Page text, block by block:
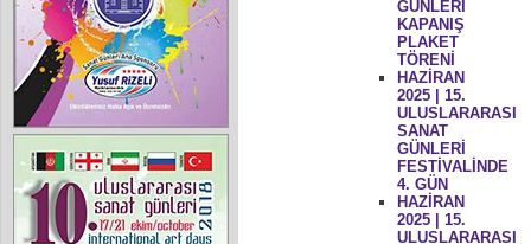
GÜNLERİ
KAPANIŞ
PLAKET
TÖRENİ
HAZİRAN
2025 | 15.
ULUSLARARASI
SANAT
GÜNLERİ
FESTİVALİNDE
4. GÜN
HAZİRAN
2025 | 15.
ULUSLARARASI